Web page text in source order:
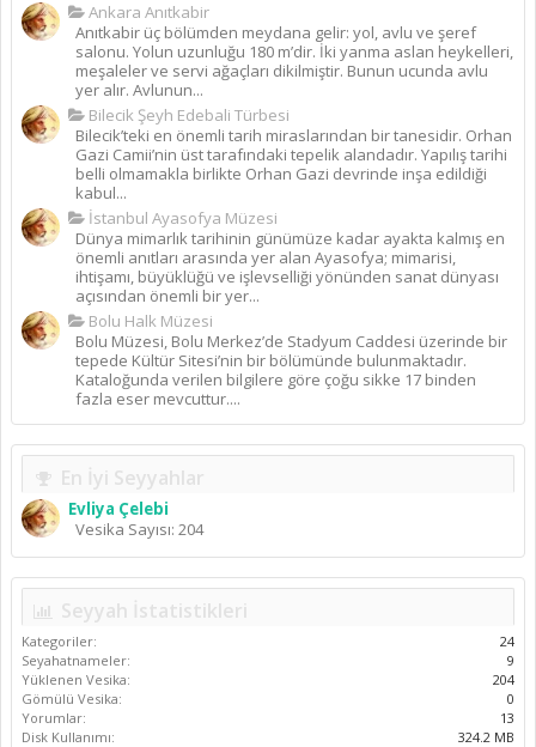
Ankara Anıtkabir
Anıtkabir üç bölümden meydana gelir: yol, avlu ve şeref
salonu. Yolun uzunluğu 180 m’dir. İki yanma aslan heykelleri,
meşaleler ve servi ağaçları dikilmiştir. Bunun ucunda avlu
yer alır. Avlunun...
Bilecik Şeyh Edebali Türbesi
Bilecik’teki en önemli tarih miraslarından bir tanesidir. Orhan
Gazi Camii’nin üst tarafındaki tepelik alandadır. Yapılış tarihi
belli olmamakla birlikte Orhan Gazi devrinde inşa edildiği
kabul...
İstanbul Ayasofya Müzesi
Dünya mimarlık tarihinin günümüze kadar ayakta kalmış en
önemli anıtları arasında yer alan Ayasofya; mimarisi,
ihtişamı, büyüklüğü ve işlevselliği yönünden sanat dünyası
açısından önemli bir yer...
Bolu Halk Müzesi
Bolu Müzesi, Bolu Merkez’de Stadyum Caddesi üzerinde bir
tepede Kültür Sitesi’nin bir bölümünde bulunmaktadır.
Kataloğunda verilen bilgilere göre çoğu sikke 17 binden
fazla eser mevcuttur....
En İyi Seyyahlar
Evliya Çelebi
Vesika Sayısı: 204
Seyyah İstatistikleri
Kategoriler:
24
Seyahatnameler:
9
Yüklenen Vesika:
204
Gömülü Vesika:
0
Yorumlar:
13
Disk Kullanımı:
324.2 MB